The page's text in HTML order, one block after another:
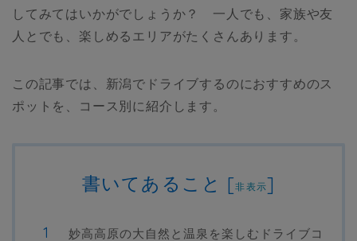
してみてはいかがでしょうか？ 一人でも、家族や友
人とでも、楽しめるエリアがたくさんあります。
この記事では、新潟でドライブするのにおすすめのス
ポットを、コース別に紹介します。
書いてあること [非表示]
妙高高原の大自然と温泉を楽しむドライブコ